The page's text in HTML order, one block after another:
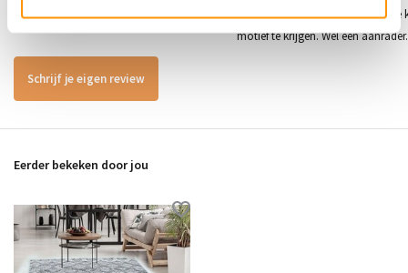
eerst wel "opwrijven" om de juiste
motief te krijgen. Wel een aanrader.
Schrijf je eigen review
Eerder bekeken door jou